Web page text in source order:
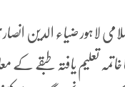
خاتمہ تعلیم یافتہ